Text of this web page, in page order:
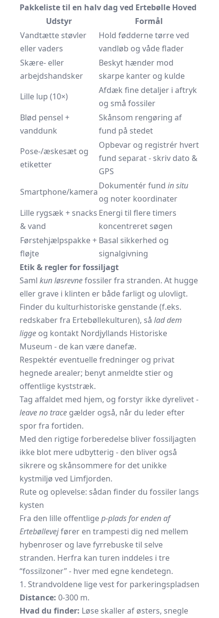
Pakkeliste til en halv dag ved Ertebølle Hoved
Udstyr
Formål
Vandtætte støvler
eller vaders
Hold fødderne tørre ved
vandløb og våde flader
Skære- eller
arbejdshandsker
Beskyt hænder mod
skarpe kanter og kulde
Lille lup (10×)
Afdæk fine detaljer i aftryk
og små fossiler
Blød pensel +
vanddunk
Skånsom rengøring af
fund på stedet
Pose-/æskesæt og
etiketter
Opbevar og registrér hvert
fund separat - skriv dato &
GPS
Smartphone/kamera
Dokumentér fund in situ
og noter koordinater
Lille rygsæk + snacks
& vand
Energi til flere timers
koncentreret søgen
Førstehjælpspakke +
fløjte
Basal sikkerhed og
signalgivning
Etik & regler for fossiljagt
Saml kun løsrevnefossiler fra stranden. At hugge
eller grave i klinten er både farligt og ulovligt.
Finder du kulturhistoriske genstande (f.eks.
redskaber fra Ertebøllekulturen), så lad dem
ligge og kontakt Nordjyllands Historiske
Museum - de kan være danefæ.
Respektér eventuelle fredninger og privat
hegnede arealer; benyt anmeldte stier og
offentlige kyststræk.
Tag affaldet med hjem, og forstyr ikke dyrelivet -
leave no trace gælder også, når du leder efter
spor fra fortiden.
Med den rigtige forberedelse bliver fossiljagten
ikke blot mere udbytterig - den bliver også
sikrere og skånsommere for det unikke
kystmiljø ved Limfjorden.
Rute og oplevelse: sådan finder du fossiler langs
kysten
Fra den lille offentligep-plads for enden af
Ertebøllevejfører en trampesti dig ned mellem
hybenroser og lave fyrrebuske til selve
stranden. Herfra kan turen inddeles i tre
“fossilzoner” - hver med egne kendetegn.
1. Strandvoldene lige vest for parkeringspladsen
Distance: 0-300 m.
Hvad du finder: Løse skaller af østers, snegle